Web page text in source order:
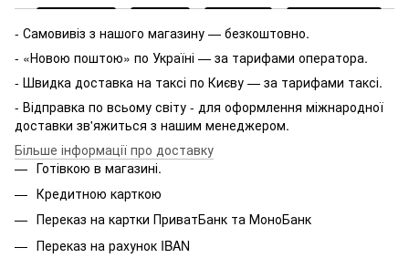
- Самовивіз з нашого магазину — безкоштовно.
- «Новою поштою» по Україні — за тарифами оператора.
- Швидка доставка на таксі по Києву — за тарифами таксі.
- Відправка по всьому світу - для оформлення міжнародної
доставки зв'яжиться з нашим менеджером.
Більше інформації про доставку
Готівкою в магазині.
Кредитною карткою
Переказ на картки ПриватБанк та МоноБанк
Переказ на рахунок IBAN